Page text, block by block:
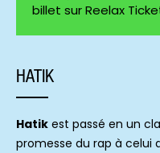
billet sur Reelax
HATIK
Hatik est passé en un
promesse du rap à celui